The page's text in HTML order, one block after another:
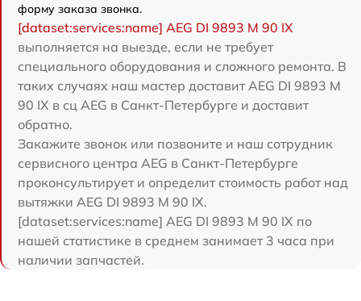
форму заказа звонка.
[dataset:services:name] AEG DI 9893 M 90 IX
выполняется на выезде, если не требует
специального оборудования и сложного ремонта. В
таких случаях наш мастер доставит AEG DI 9893 M
90 IX в сц AEG в Санкт-Петербурге и доставит
обратно.
Закажите звонок или позвоните и наш сотрудник
сервисного центра AEG в Санкт-Петербурге
проконсультирует и определит стоимость работ над
вытяжки AEG DI 9893 M 90 IX.
[dataset:services:name] AEG DI 9893 M 90 IX по
нашей статистике в среднем занимает 3 часа при
наличии запчастей.